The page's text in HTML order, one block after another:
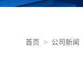
首页 > 公司新闻